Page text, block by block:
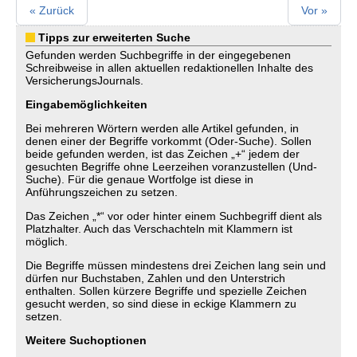
« Zurück Vor »
Tipps zur erweiterten Suche
Gefunden werden Suchbegriffe in der eingegebenen
Schreibweise in allen aktuellen redaktionellen Inhalte des
VersicherungsJournals.
Eingabemöglichkeiten
Bei mehreren Wörtern werden alle Artikel gefunden, in
denen einer der Begriffe vorkommt (Oder-Suche). Sollen
beide gefunden werden, ist das Zeichen „+“ jedem der
gesuchten Begriffe ohne Leerzeihen voranzustellen (Und-
Suche). Für die genaue Wortfolge ist diese in
Anführungszeichen zu setzen.
Das Zeichen „*“ vor oder hinter einem Suchbegriff dient als
Platzhalter. Auch das Verschachteln mit Klammern ist
möglich.
Die Begriffe müssen mindestens drei Zeichen lang sein und
dürfen nur Buchstaben, Zahlen und den Unterstrich
enthalten. Sollen kürzere Begriffe und spezielle Zeichen
gesucht werden, so sind diese in eckige Klammern zu
setzen.
Weitere Suchoptionen